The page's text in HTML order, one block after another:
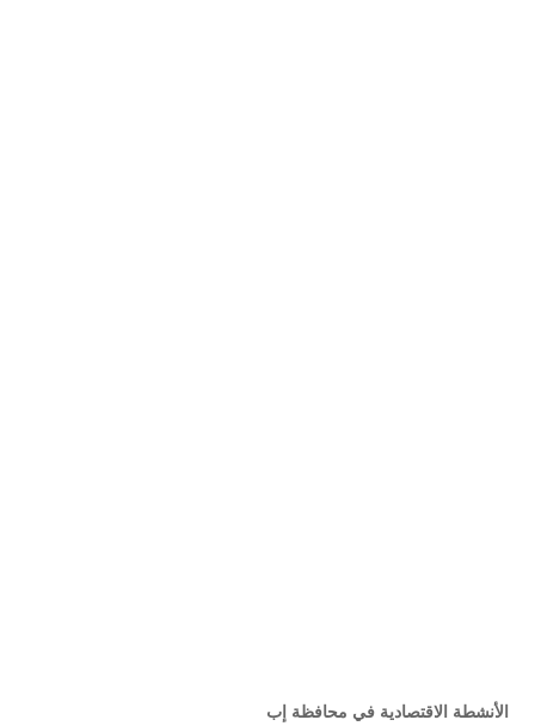
الأنشطة الاقتصادية في محافظة إب